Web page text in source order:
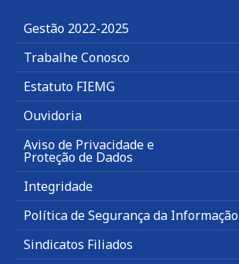
Gestão 2022-2025
Trabalhe Conosco
Estatuto FIEMG
Ouvidoria
Aviso de Privacidade e
Proteção de Dados
Integridade
Política de Segurança da Informação
Sindicatos Filiados